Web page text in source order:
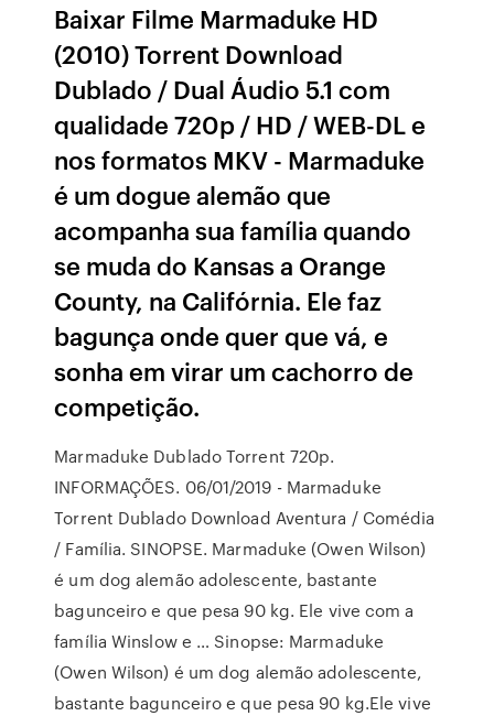
Baixar Filme Marmaduke HD
(2010) Torrent Download
Dublado / Dual Áudio 5.1 com
qualidade 720p / HD / WEB-DL e
nos formatos MKV - Marmaduke
é um dogue alemão que
acompanha sua família quando
se muda do Kansas a Orange
County, na Califórnia. Ele faz
bagunça onde quer que vá, e
sonha em virar um cachorro de
competição.
Marmaduke Dublado Torrent 720p.
INFORMAÇÕES. 06/01/2019 - Marmaduke
Torrent Dublado Download Aventura / Comédia
/ Família. SINOPSE. Marmaduke (Owen Wilson)
é um dog alemão adolescente, bastante
bagunceiro e que pesa 90 kg. Ele vive com a
família Winslow e … Sinopse: Marmaduke
(Owen Wilson) é um dog alemão adolescente,
bastante bagunceiro e que pesa 90 kg.Ele vive